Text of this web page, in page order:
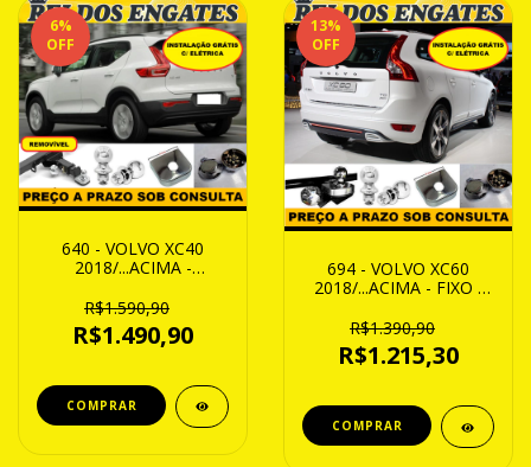
6%
OFF
640 - VOLVO XC40
2018/...ACIMA -
CAP.1200Kg / (
COMBUSTIVEL E
ELÉTRICO )
R$1.590,90
R$1.490,90
13%
OFF
694 - VOLVO XC60
2018/...ACIMA - FIXO -
R$1.390,90
R$1.215,30